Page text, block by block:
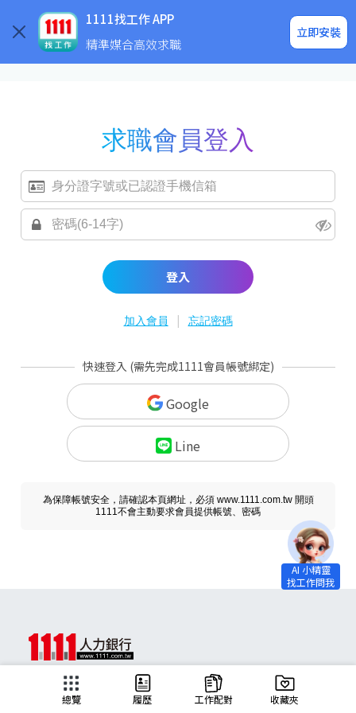
1111找工作 APP
精準媒合高效求職
立即安裝
企業求才
求職會員登入
登入
加入會員 | 忘記密碼
快速登入 (需先完成1111會員帳號綁定)
Google
Line
為保障帳號安全，請確認本頁網址，必須 www.1111.com.tw 開頭
1111不會主動要求會員提供帳號、密碼
總覽 履歷 工作配對 收藏夾